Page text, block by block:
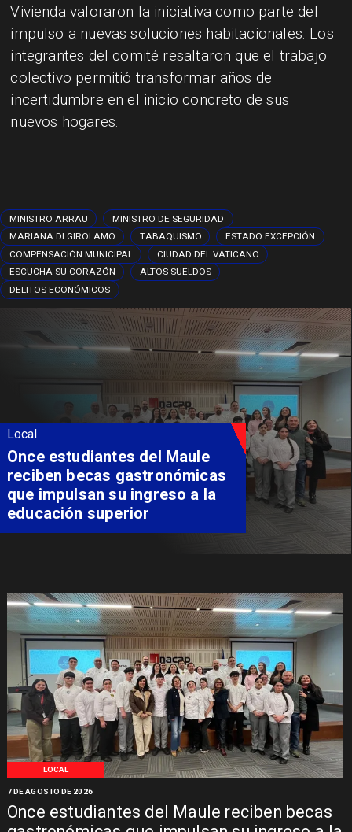
Vivienda valoraron la iniciativa como parte del
impulso a nuevas soluciones habitacionales. Los
integrantes del comité resaltaron que el trabajo
colectivo permitió transformar años de
incertidumbre en el inicio concreto de sus
nuevos hogares.
MINISTRO ARRAU
MINISTRO DE SEGURIDAD
MARIANA DI GIROLAMO
TABAQUISMO
ESTADO EXCEPCIÓN
COMPENSACIÓN MUNICIPAL
CIUDAD DEL VATICANO
ESCUCHA SU CORAZÓN
ALTOS SUELDOS
DELITOS ECONÓMICOS
LOCAL
Once estudiantes del Maule reciben becas
7 DE AGOSTO DE 2026
Local
Álvarez-Salamanca lidera la
apuesta regional para
consolidar el Paso Pehuenche
como alternativa a Los
Libertadores